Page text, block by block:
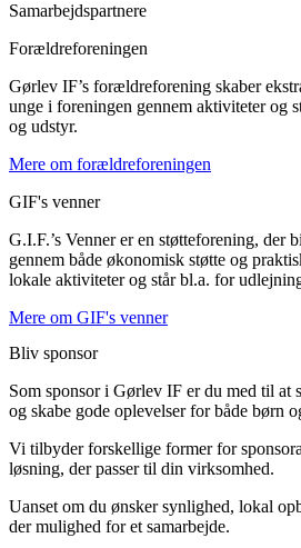
Samarbejdspartnere​
Forældreforeningen
Gørlev IF’s forældreforening skaber
unge i foreningen gennem aktiviteter og
og udstyr.
Mere om forældreforeningen
GIF's venner
G.I.F.’s Venner er en støtteforening, der
gennem både økonomisk støtte og
lokale aktiviteter og står bl.a. for
Mere om GIF's venner
Bliv sponsor
Som sponsor i Gørlev IF er du med til at
og skabe gode oplevelser for både børn
Vi tilbyder forskellige former for
løsning, der passer til din virksomhed.
Uanset om du ønsker synlighed, lokal
der mulighed for et samarbejde.